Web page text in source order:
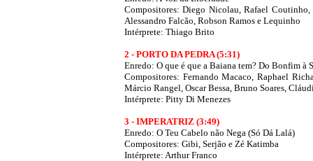
Compositores: Diego Nicolau, Rafael
Alessandro Falcão, Robson Ramos e Lequinho
Intérprete: Thiago Brito
2 - PORTO DA PEDRA (5:31)
Enredo: O que é que a Baiana tem? Do Bonfim à
Compositores: Fernando Macaco, Raphael
Márcio Rangel, Oscar Bessa, Bruno Soares,
Intérprete: Pitty Di Menezes
3 - IMPERATRIZ (3:49)
Enredo: O Teu Cabelo não Nega (Só Dá Lalá)
Compositores: Gibi, Serjão e Zé Katimba
Intérprete: Arthur Franco